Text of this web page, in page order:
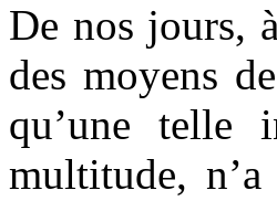
De nos jours,
des moyens
qu’une telle
multitude,